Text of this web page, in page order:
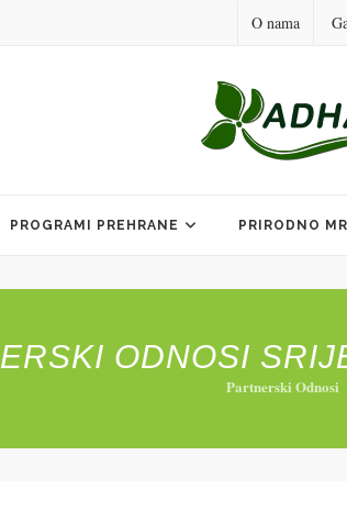
O nama
PROGRAMI PREHRANE PRIRODNO
ODNOSI
Partnerski Odnosi